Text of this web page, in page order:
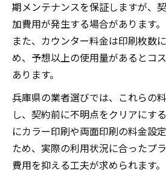
期メンテナンスを保証しますが、
加費用が発生する場合があります。
また、カウンター料金は印刷枚数
め、予想以上の使用量があるとコ
あります。
兵庫県の業者選びでは、これらの
し、契約前に不明点をクリアにす
にカラー印刷や両面印刷の料金設
ため、実際の利用状況に合ったプ
費用を抑える工夫が求められます。